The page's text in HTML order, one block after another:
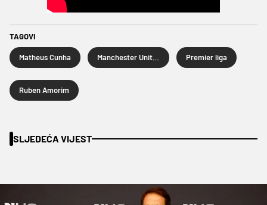
TAGOVI
Matheus Cunha Premier liga
Ruben Amorim
SLJEDEĆA VIJEST